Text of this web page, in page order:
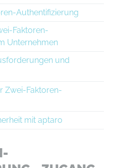
Authentifizierung
Faktoren-
Unternehmen
und
Zwei-Faktoren-
mit aptaro